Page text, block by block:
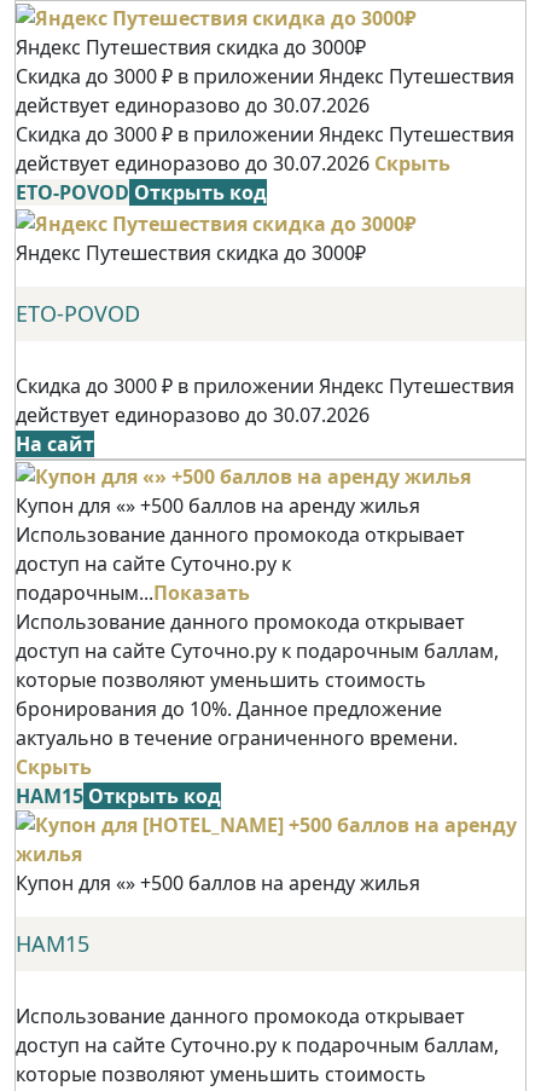
Яндекс Путешествия скидка до 3000₽
Скидка до 3000 ₽ в приложении Яндекс Путешествия
действует единоразово до 30.07.2026
Скидка до 3000 ₽ в приложении Яндекс Путешествия
действует единоразово до 30.07.2026 Скрыть
ETO-POVOD Открыть код
Яндекс Путешествия скидка до 3000₽
ETO-POVOD
Скидка до 3000 ₽ в приложении Яндекс Путешествия
действует единоразово до 30.07.2026
На сайт
Купон для «» +500 баллов на аренду жилья
Использование данного промокода открывает
доступ на сайте Суточно.ру к
подарочным...Показать
Использование данного промокода открывает
доступ на сайте Суточно.ру к подарочным баллам,
которые позволяют уменьшить стоимость
бронирования до 10%. Данное предложение
актуально в течение ограниченного времени.
Скрыть
НАМ15 Открыть код
Купон для «» +500 баллов на аренду жилья
НАМ15
Использование данного промокода открывает
доступ на сайте Суточно.ру к подарочным баллам,
которые позволяют уменьшить стоимость